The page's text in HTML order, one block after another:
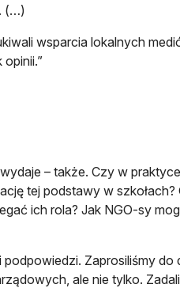
(…)
wsparcia lokalnych
– także. Czy w
tej podstawy w
ich rola? Jak NGO-sy
Zaprosiliśmy do
ale nie tylko.